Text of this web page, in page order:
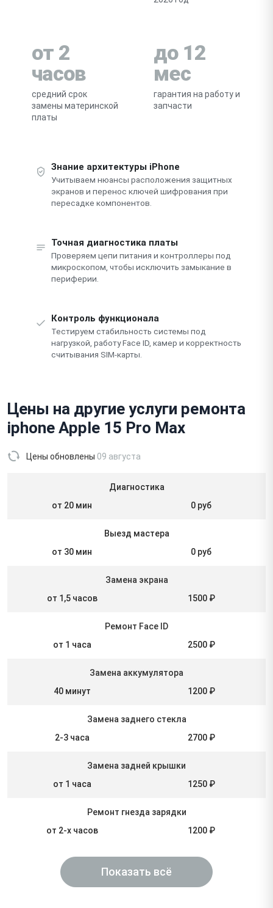
от 2
часов
средний срок
замены материнской
платы
до 12
мес
гарантия на работу и
запчасти
Знание архитектуры iPhone
Учитываем нюансы расположения защитных
экранов и перенос ключей шифрования при
пересадке компонентов.
Точная диагностика платы
Проверяем цепи питания и контроллеры под
микроскопом, чтобы исключить замыкание в
периферии.
Контроль функционала
Тестируем стабильность системы под
нагрузкой, работу Face ID, камер и корректность
считывания SIM-карты.
Цены на другие услуги ремонта
iphone Apple 15 Pro Max
Цены обновлены 09 августа
Диагностика
от 20 мин
0 руб
Выезд мастера
от 30 мин
0 руб
Замена экрана
от 1,5 часов
1500 ₽
Ремонт Face ID
от 1 часа
2500 ₽
Замена аккумулятора
40 минут
1200 ₽
Замена заднего стекла
2-3 часа
2700 ₽
Замена задней крышки
от 1 часа
1250 ₽
Ремонт гнезда зарядки
от 2-х часов
1200 ₽
Показать всё